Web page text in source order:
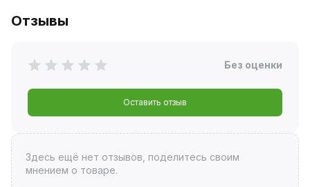
Отзывы
Без оценки
Оставить отзыв
Здесь ещё нет отзывов, поделитесь своим
мнением о товаре.